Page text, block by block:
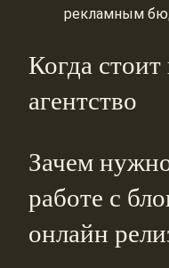
рекламным
Когда
агентство
Зачем
работе с
онлайн